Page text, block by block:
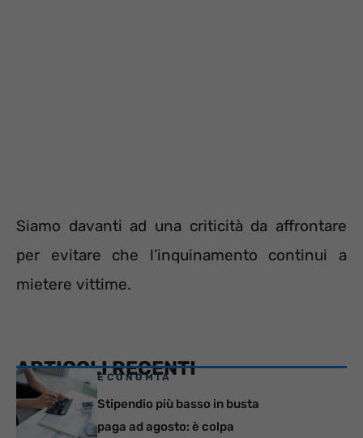
Siamo davanti ad una criticità da affrontare
per evitare che l’inquinamento continui a
mietere vittime.
ARTICOLI RECENTI
ECONOMIA
Stipendio più basso in busta
paga ad agosto: è colpa